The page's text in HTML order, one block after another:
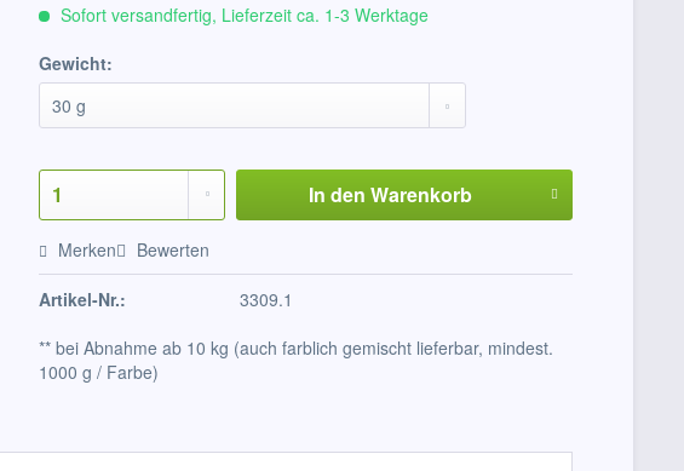
Sofort versandfertig, Lieferzeit ca. 1-3 Werktage
Gewicht:
In den Warenkorb
Merken Bewerten
Artikel-Nr.:
3309.1
** bei Abnahme ab 10 kg (auch farblich gemischt lieferbar, mindest.
1000 g / Farbe)